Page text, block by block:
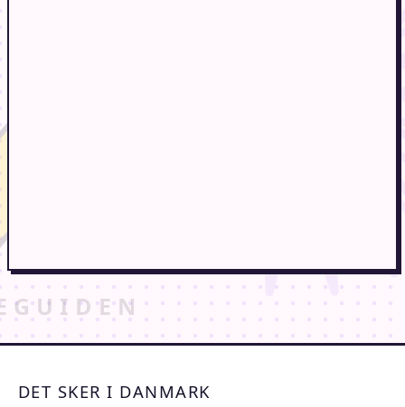
DET SKER I DANMARK